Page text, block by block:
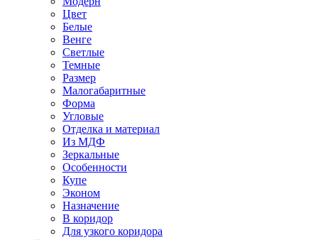
Цвет
Белые
Венге
Светлые
Темные
Размер
Малогабаритные
Форма
Угловые
Отделка и материал
Из МДФ
Зеркальные
Особенности
Купе
Эконом
Назначение
В коридор
Для узкого коридора